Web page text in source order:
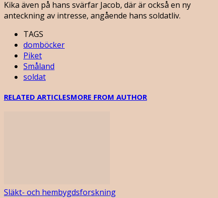
Kika även på hans svärfar Jacob, där är också en ny
anteckning av intresse, angående hans soldatliv.
TAGS
domböcker
Piket
Småland
soldat
RELATED ARTICLESMORE FROM AUTHOR
Släkt- och hembygdsforskning